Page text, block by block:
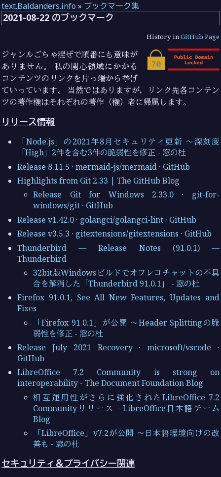
text.Baldanders.info » ブックマーク集
2021-08-22 のブックマーク
History inGitHub Page
ジャンルごちゃ混ぜで順番にも意味が
ありません。 私の関心領域にかかる
コンテンツのリンクを片っ端から挙げ
ていっています。 当然ではありますが，リンク先各コンテン
ツの著作権はそれぞれの著作（権）者に帰属します。
リリース情報
「Node.js」の2021年8月セキュリティ更新 ～深刻度
「High」2件を含む3件の脆弱性を修正 - 窓の杜
Release 8.11.5 · mermaid-js/mermaid · GitHub
Highlights from Git 2.33 | The GitHub Blog
Release Git for Windows 2.33.0 · git-for-
windows/git · GitHub
Release v1.42.0 · golangci/golangci-lint · GitHub
Release v3.5.3 · gitextensions/gitextensions · GitHub
Thunderbird — Release Notes (91.0.1) —
Thunderbird
32bit版Windowsビルドでオフレコチャットの不具
合を解消した「Thunderbird 91.0.1」 - 窓の杜
Firefox 91.0.1, See All New Features, Updates and
Fixes
「Firefox 91.0.1」が公開 ～Header Splittingの脆
弱性を修正 - 窓の杜
Release July 2021 Recovery · microsoft/vscode ·
GitHub
LibreOffice 7.2 Community is strong on
interoperability - The Document Foundation Blog
相互運用性がさらに強化されたLibreOffice 7.2
Communityリリース - LibreOffice日本語チーム
Blog
「LibreOffice」v7.2が公開 ～日本語環境向けの改
善も - 窓の杜
セキュリティ＆プライバシー関連